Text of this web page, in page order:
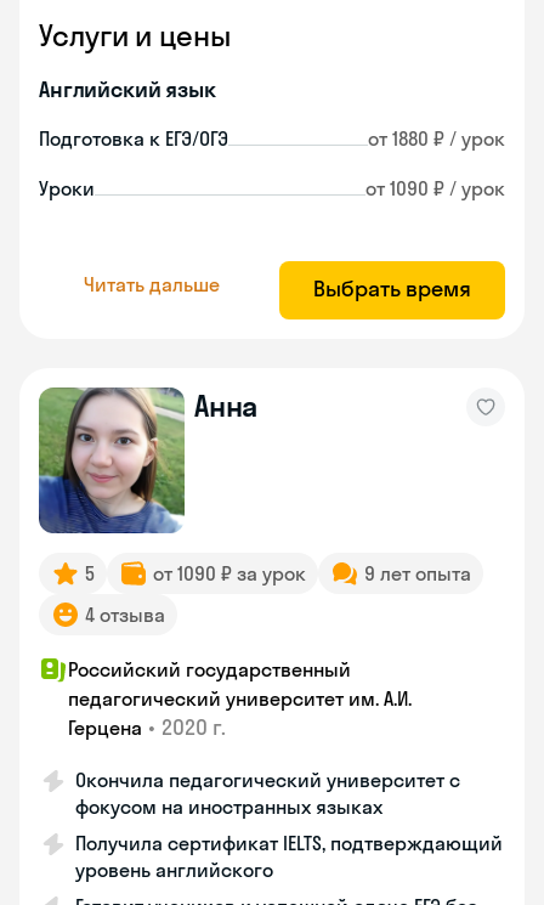
Услуги и цены
Английский язык
Подготовка к ЕГЭ/ОГЭ от 1880 ₽ / урок
Уроки от 1090 ₽ / урок
Читать дальше Выбрать время
Анна
5 от 1090 ₽ за урок
9 лет опыта
4 отзыва
Российский государственный
педагогический университет им. А.И.
Герцена • 2020 г.
Окончила педагогический университет с
фокусом на иностранных языках
Получила сертификат IELTS, подтверждающий
уровень английского